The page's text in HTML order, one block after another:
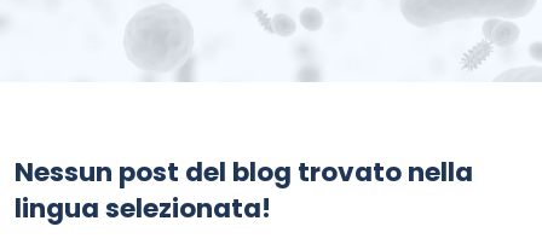
Nessun post del blog trovato nella
lingua selezionata!